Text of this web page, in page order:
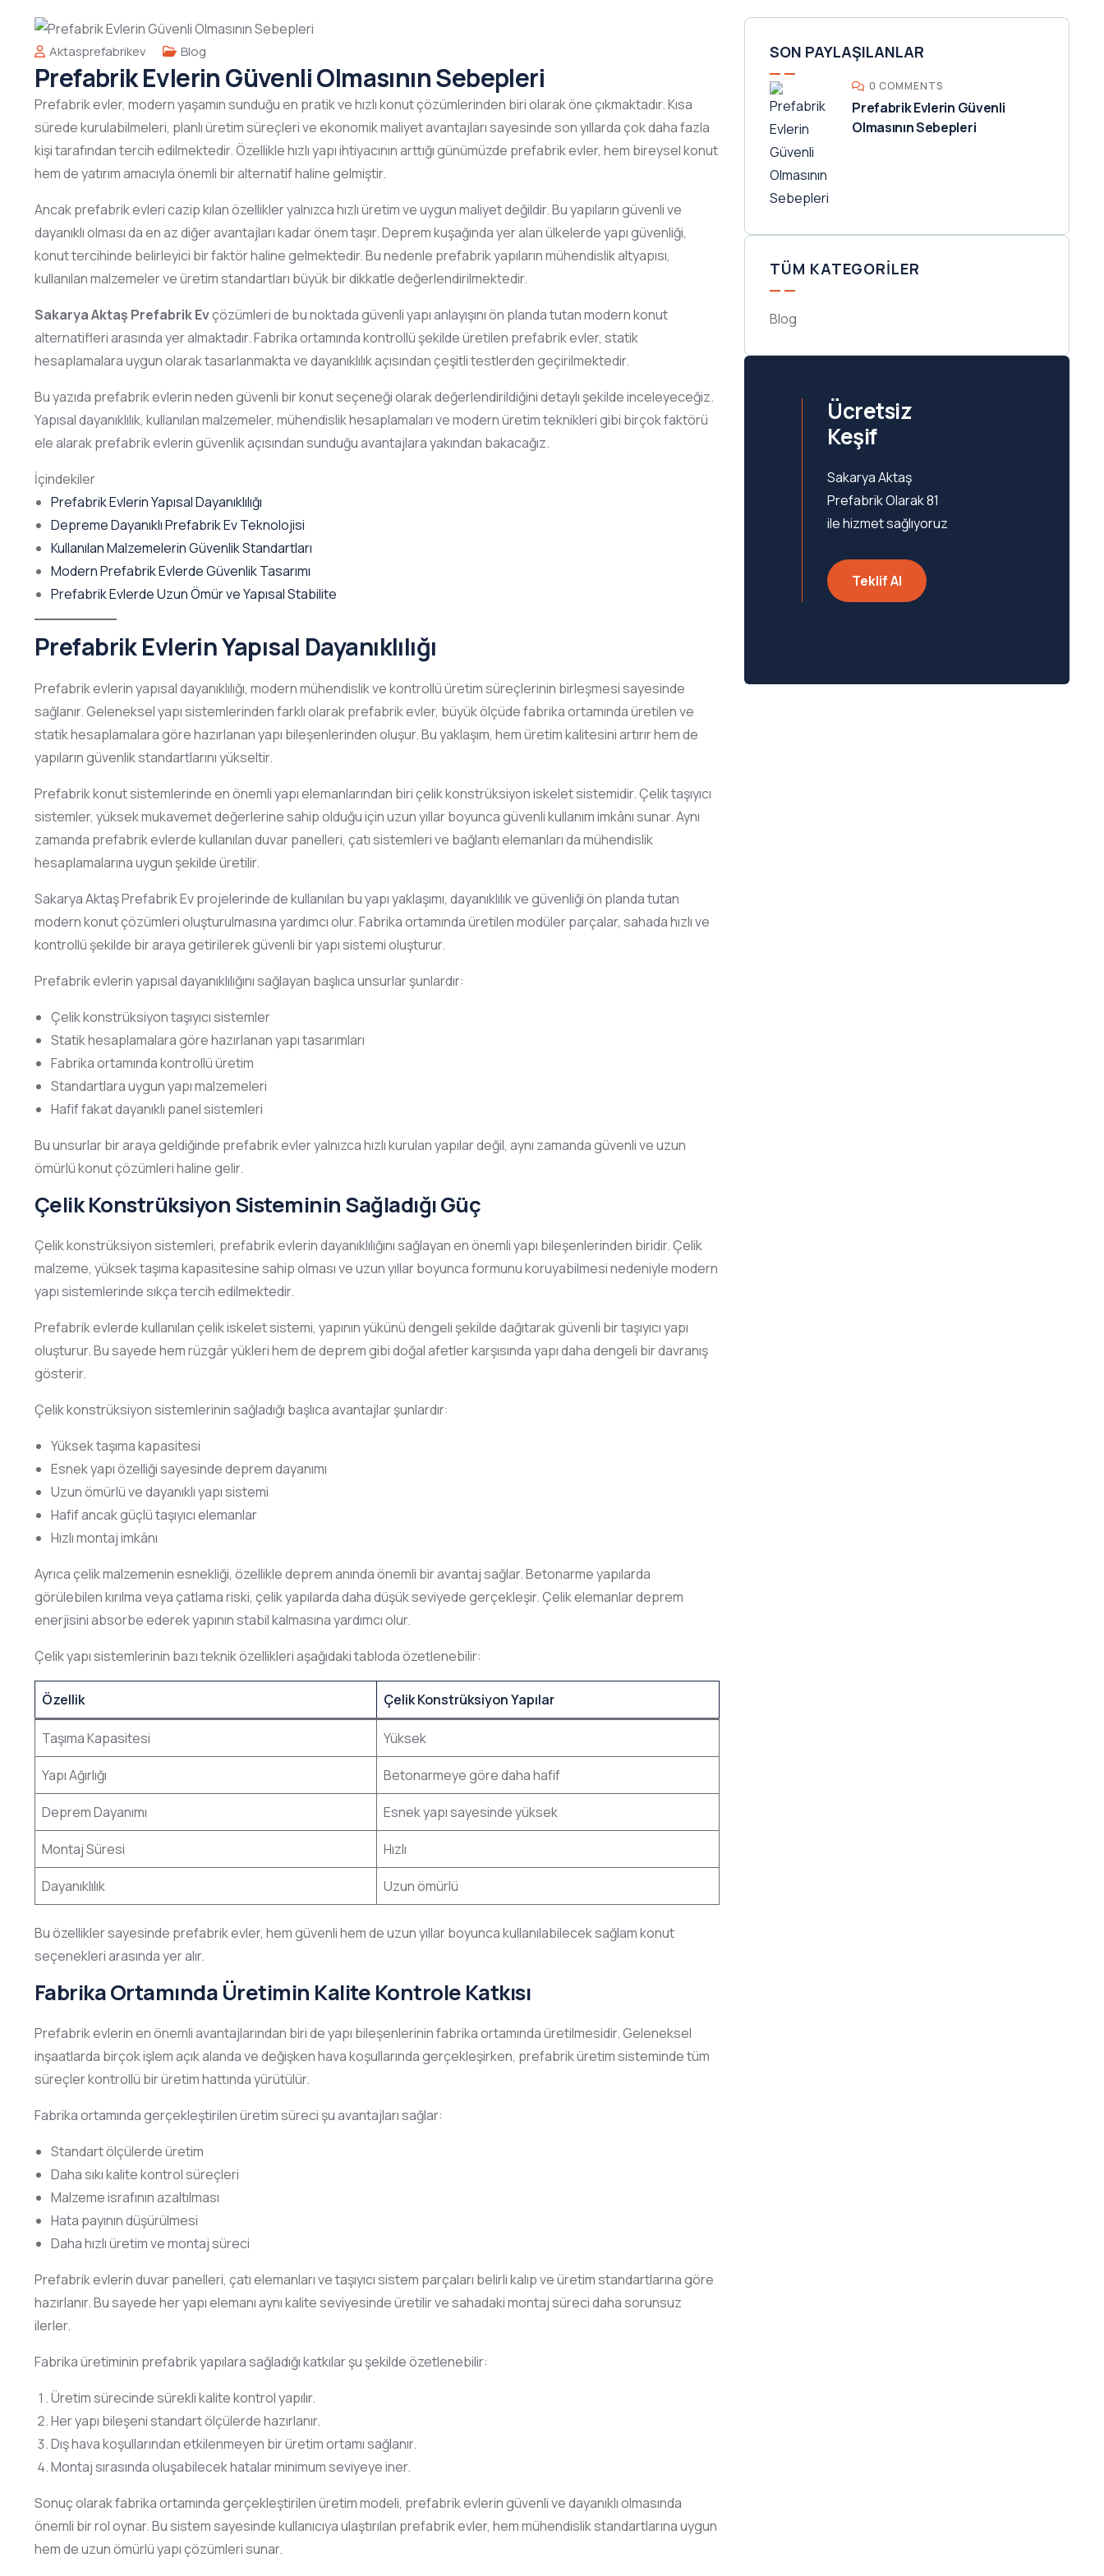
Aktasprefabrikev Blog
Prefabrik Evlerin Güvenli Olmasının Sebepleri
Prefabrik evler, modern yaşamın sunduğu en pratik ve hızlı konut çözümlerinden biri olarak öne çıkmaktadır. Kısa
sürede kurulabilmeleri, planlı üretim süreçleri ve ekonomik maliyet avantajları sayesinde son yıllarda çok daha fazla
kişi tarafından tercih edilmektedir. Özellikle hızlı yapı ihtiyacının arttığı günümüzde prefabrik evler, hem bireysel konut
hem de yatırım amacıyla önemli bir alternatif haline gelmiştir.
Ancak prefabrik evleri cazip kılan özellikler yalnızca hızlı üretim ve uygun maliyet değildir. Bu yapıların güvenli ve
dayanıklı olması da en az diğer avantajları kadar önem taşır. Deprem kuşağında yer alan ülkelerde yapı güvenliği,
konut tercihinde belirleyici bir faktör haline gelmektedir. Bu nedenle prefabrik yapıların mühendislik altyapısı,
kullanılan malzemeler ve üretim standartları büyük bir dikkatle değerlendirilmektedir.
Sakarya Aktaş Prefabrik Evçözümleri de bu noktada güvenli yapı anlayışını ön planda tutan modern konut
alternatifleri arasında yer almaktadır. Fabrika ortamında kontrollü şekilde üretilen prefabrik evler, statik
hesaplamalara uygun olarak tasarlanmakta ve dayanıklılık açısından çeşitli testlerden geçirilmektedir.
Bu yazıda prefabrik evlerin neden güvenli bir konut seçeneği olarak değerlendirildiğini detaylı şekilde inceleyeceğiz.
Yapısal dayanıklılık, kullanılan malzemeler, mühendislik hesaplamaları ve modern üretim teknikleri gibi birçok faktörü
ele alarak prefabrik evlerin güvenlik açısından sunduğu avantajlara yakından bakacağız.
İçindekiler
Prefabrik Evlerin Yapısal Dayanıklılığı
Depreme Dayanıklı Prefabrik Ev Teknolojisi
Kullanılan Malzemelerin Güvenlik Standartları
Modern Prefabrik Evlerde Güvenlik Tasarımı
Prefabrik Evlerde Uzun Ömür ve Yapısal Stabilite
Prefabrik Evlerin Yapısal Dayanıklılığı
Prefabrik evlerin yapısal dayanıklılığı, modern mühendislik ve kontrollü üretim süreçlerinin birleşmesi sayesinde
sağlanır. Geleneksel yapı sistemlerinden farklı olarak prefabrik evler, büyük ölçüde fabrika ortamında üretilen ve
statik hesaplamalara göre hazırlanan yapı bileşenlerinden oluşur. Bu yaklaşım, hem üretim kalitesini artırır hem de
yapıların güvenlik standartlarını yükseltir.
Prefabrik konut sistemlerinde en önemli yapı elemanlarından biri çelik konstrüksiyon iskelet sistemidir. Çelik taşıyıcı
sistemler, yüksek mukavemet değerlerine sahip olduğu için uzun yıllar boyunca güvenli kullanım imkânı sunar. Aynı
zamanda prefabrik evlerde kullanılan duvar panelleri, çatı sistemleri ve bağlantı elemanları da mühendislik
hesaplamalarına uygun şekilde üretilir.
Sakarya Aktaş Prefabrik Ev projelerinde de kullanılan bu yapı yaklaşımı, dayanıklılık ve güvenliği ön planda tutan
modern konut çözümleri oluşturulmasına yardımcı olur. Fabrika ortamında üretilen modüler parçalar, sahada hızlı ve
kontrollü şekilde bir araya getirilerek güvenli bir yapı sistemi oluşturur.
Prefabrik evlerin yapısal dayanıklılığını sağlayan başlıca unsurlar şunlardır:
Çelik konstrüksiyon taşıyıcı sistemler
Statik hesaplamalara göre hazırlanan yapı tasarımları
Fabrika ortamında kontrollü üretim
Standartlara uygun yapı malzemeleri
Hafif fakat dayanıklı panel sistemleri
Bu unsurlar bir araya geldiğinde prefabrik evler yalnızca hızlı kurulan yapılar değil, aynı zamanda güvenli ve uzun
ömürlü konut çözümleri haline gelir.
Çelik Konstrüksiyon Sisteminin Sağladığı Güç
Çelik konstrüksiyon sistemleri, prefabrik evlerin dayanıklılığını sağlayan en önemli yapı bileşenlerinden biridir. Çelik
malzeme, yüksek taşıma kapasitesine sahip olması ve uzun yıllar boyunca formunu koruyabilmesi nedeniyle modern
yapı sistemlerinde sıkça tercih edilmektedir.
Prefabrik evlerde kullanılan çelik iskelet sistemi, yapının yükünü dengeli şekilde dağıtarak güvenli bir taşıyıcı yapı
oluşturur. Bu sayede hem rüzgâr yükleri hem de deprem gibi doğal afetler karşısında yapı daha dengeli bir davranış
gösterir.
Çelik konstrüksiyon sistemlerinin sağladığı başlıca avantajlar şunlardır:
Yüksek taşıma kapasitesi
Esnek yapı özelliği sayesinde deprem dayanımı
Uzun ömürlü ve dayanıklı yapı sistemi
Hafif ancak güçlü taşıyıcı elemanlar
Hızlı montaj imkânı
Ayrıca çelik malzemenin esnekliği, özellikle deprem anında önemli bir avantaj sağlar. Betonarme yapılarda
görülebilen kırılma veya çatlama riski, çelik yapılarda daha düşük seviyede gerçekleşir. Çelik elemanlar deprem
enerjisini absorbe ederek yapının stabil kalmasına yardımcı olur.
Çelik yapı sistemlerinin bazı teknik özellikleri aşağıdaki tabloda özetlenebilir:
Özellik Çelik Konstrüksiyon Yapılar
Taşıma Kapasitesi Yüksek
Yapı Ağırlığı Betonarmeye göre daha hafif
Deprem Dayanımı Esnek yapı sayesinde yüksek
Montaj Süresi Hızlı
Dayanıklılık Uzun ömürlü
Bu özellikler sayesinde prefabrik evler, hem güvenli hem de uzun yıllar boyunca kullanılabilecek sağlam konut
seçenekleri arasında yer alır.
Fabrika Ortamında Üretimin Kalite Kontrole Katkısı
Prefabrik evlerin en önemli avantajlarından biri de yapı bileşenlerinin fabrika ortamında üretilmesidir. Geleneksel
inşaatlarda birçok işlem açık alanda ve değişken hava koşullarında gerçekleşirken, prefabrik üretim sisteminde tüm
süreçler kontrollü bir üretim hattında yürütülür.
Fabrika ortamında gerçekleştirilen üretim süreci şu avantajları sağlar:
Standart ölçülerde üretim
Daha sıkı kalite kontrol süreçleri
Malzeme israfının azaltılması
Hata payının düşürülmesi
Daha hızlı üretim ve montaj süreci
Prefabrik evlerin duvar panelleri, çatı elemanları ve taşıyıcı sistem parçaları belirli kalıp ve üretim standartlarına göre
hazırlanır. Bu sayede her yapı elemanı aynı kalite seviyesinde üretilir ve sahadaki montaj süreci daha sorunsuz
ilerler.
Fabrika üretiminin prefabrik yapılara sağladığı katkılar şu şekilde özetlenebilir:
Üretim sürecinde sürekli kalite kontrol yapılır.
Her yapı bileşeni standart ölçülerde hazırlanır.
Dış hava koşullarından etkilenmeyen bir üretim ortamı sağlanır.
Montaj sırasında oluşabilecek hatalar minimum seviyeye iner.
Sonuç olarak fabrika ortamında gerçekleştirilen üretim modeli, prefabrik evlerin güvenli ve dayanıklı olmasında
önemli bir rol oynar. Bu sistem sayesinde kullanıcıya ulaştırılan prefabrik evler, hem mühendislik standartlarına uygun
hem de uzun ömürlü yapı çözümleri sunar.
SON PAYLAŞILANLAR
0 COMMENTS
Prefabrik Evlerin Güvenli
Olmasının Sebepleri
TÜM KATEGORILER
Blog
Ücretsiz
Keşif
Sakarya Aktaş
Prefabrik Olarak 81
ile hizmet sağlıyoruz
Teklif Al